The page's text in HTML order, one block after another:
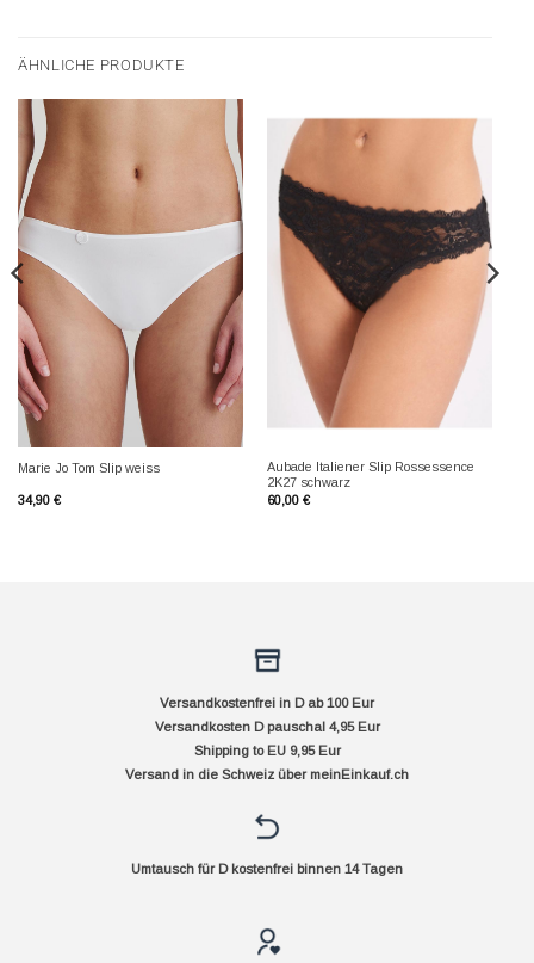
ÄHNLICHE PRODUKTE
Marie Jo Tom Slip weiss
34,90 €
Aubade Italiener Slip Rossessence
2K27 schwarz
60,00 €
Versandkostenfrei in D ab 100 Eur
Versandkosten D pauschal 4,95 Eur
Shipping to EU 9,95 Eur
Versand in die Schweiz über meinEinkauf.ch
Umtausch für D kostenfrei binnen 14 Tagen